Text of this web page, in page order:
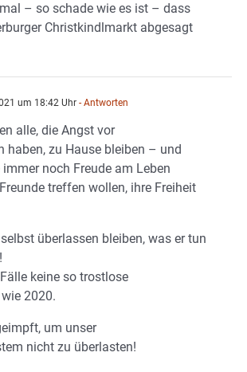
– so schade wie es ist – dass
Christkindlmarkt abgesagt
um 18:42 Uhr - Antworten
alle, die Angst vor
haben, zu Hause bleiben – und
noch Freude am Leben
treffen wollen, ihre Freiheit
überlassen bleiben, was er tun
keine so trostlose
2020.
um unser
nicht zu überlasten!